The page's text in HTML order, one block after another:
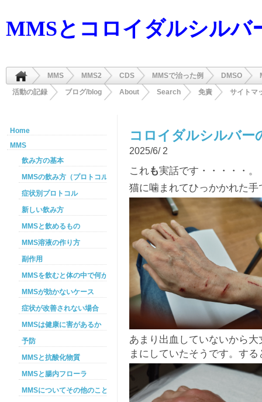
MMSとコロイダルシルバ
MMS MMS2 CDS MMSで治った例 DMSO
活動の記録
ブログ/blog About Search 免責 サイトマ
コロイダルシルバー
2025/6/ 2
これも実話です・・・・・。
猫に噛まれてひっかかれた手
あまり出血していないから
まにしていたそうです。す
Home
MMS
飲み方の基本
MMSの飲み方（プロトコル）
症状別プロトコル
新しい飲み方
MMSと飲めるもの
MMS溶液の作り方
副作用
MMSを飲むと体の中で何が起こるか
MMSが効かないケース
症状が改善されない場合
MMSは健康に害があるか
予防
MMSと抗酸化物質
MMSと腸内フローラ
MMSについてその他のこと